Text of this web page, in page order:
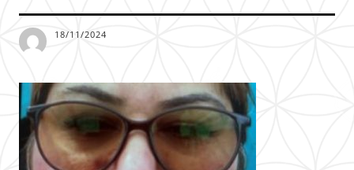
18/11/2024